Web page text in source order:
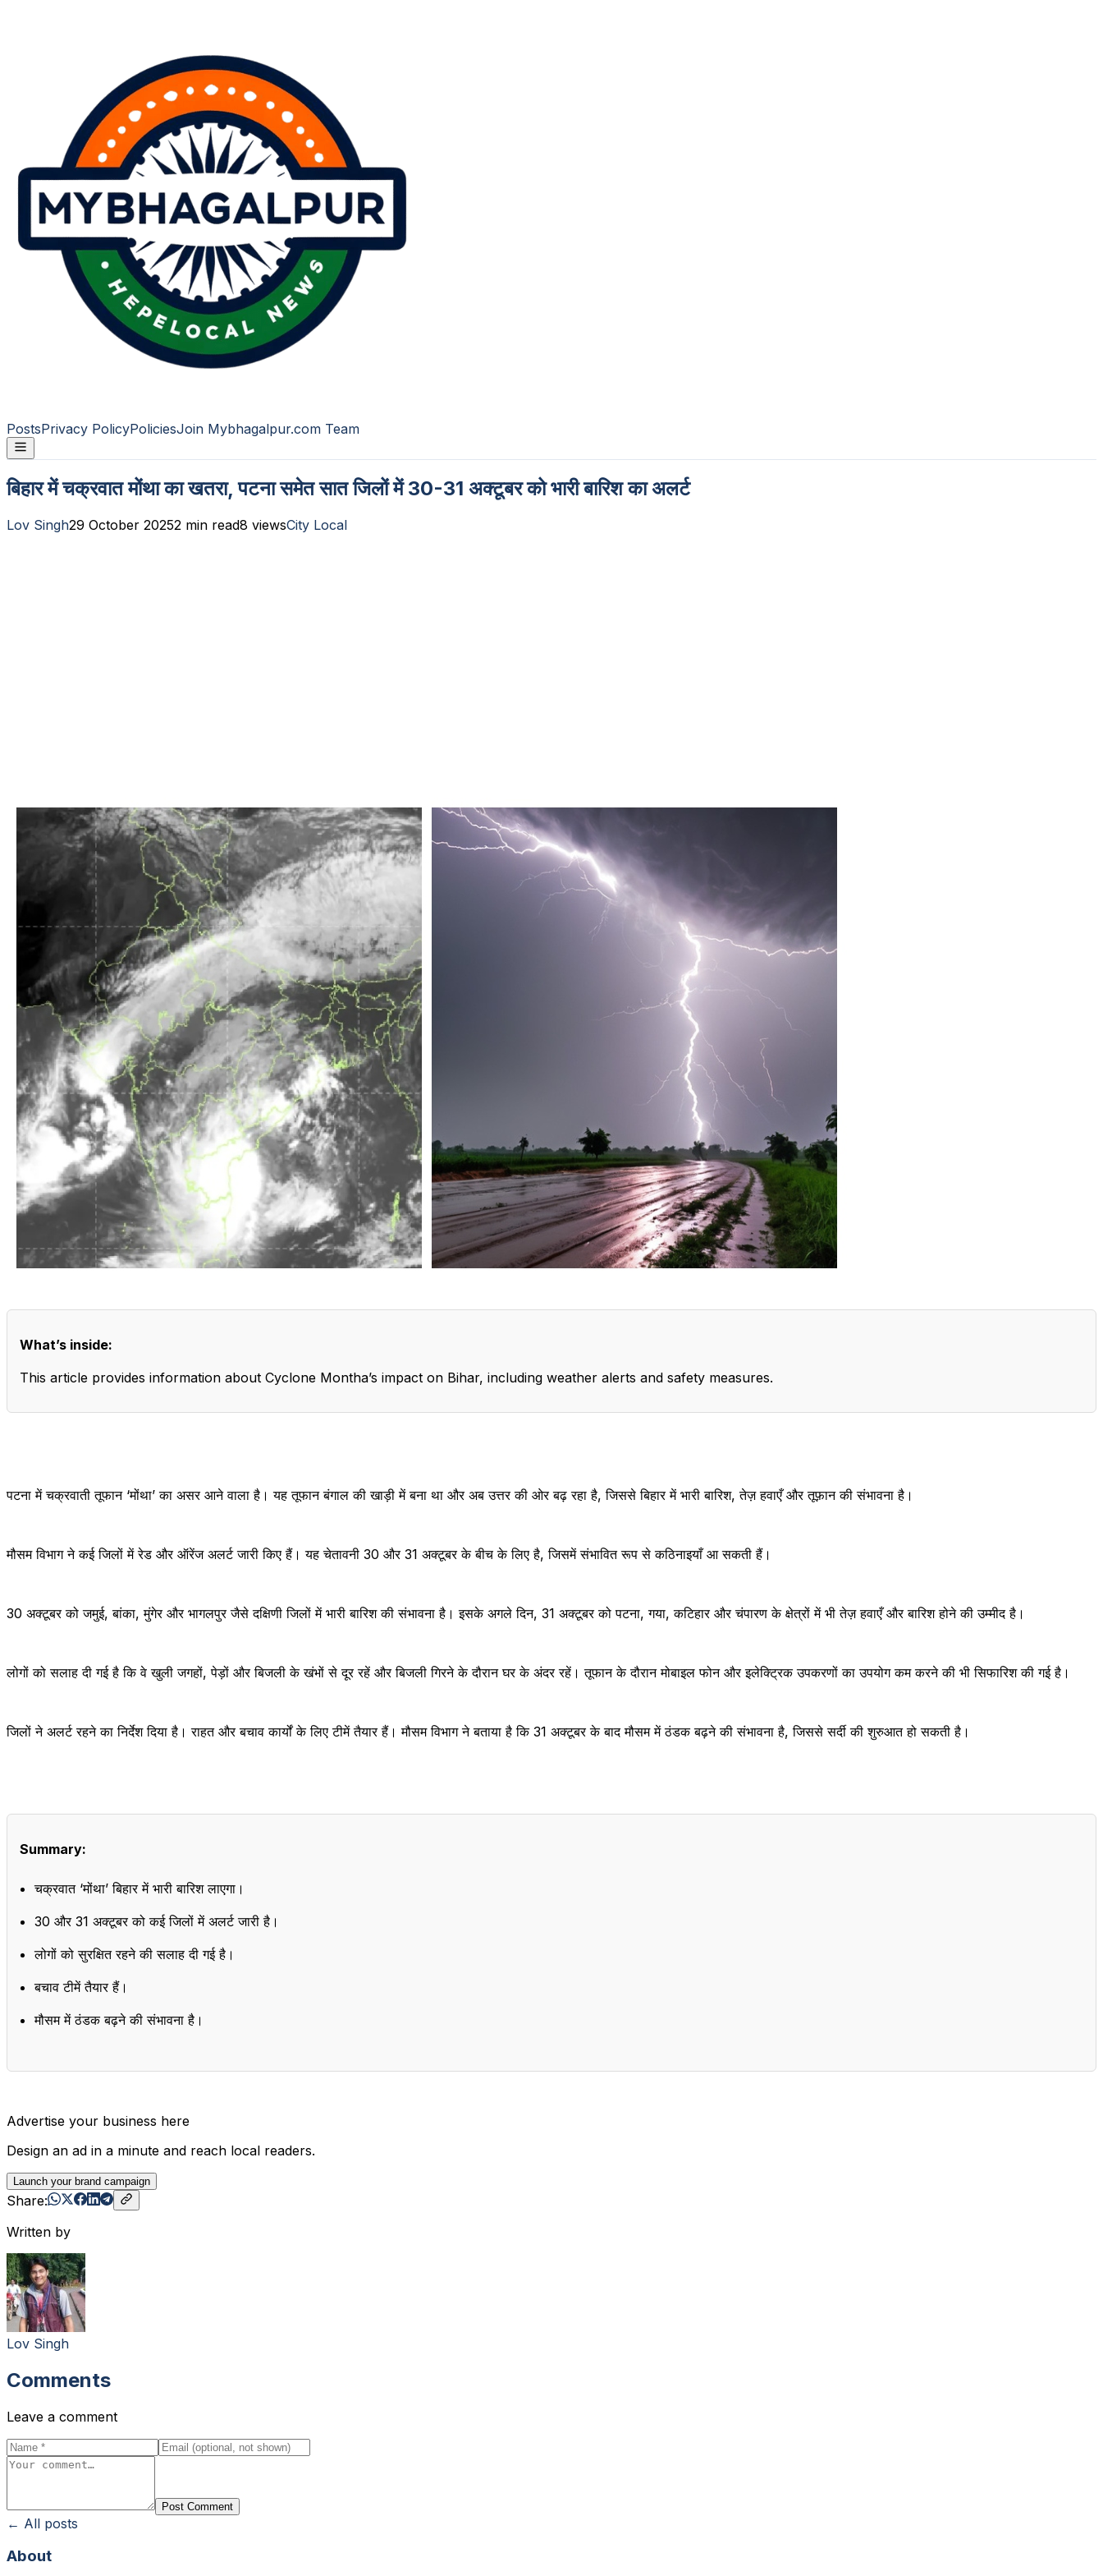
PostsPrivacy PolicyPoliciesJoin Mybhagalpur.com Team
बिहार में चक्रवात मोंथा का खतरा, पटना समेत सात जिलों में 30-31 अक्टूबर को भारी बारिश का अलर्ट
Lov Singh29 October 20252 min read8 viewsCity Local
What’s inside:
This article provides information about Cyclone Montha’s impact on Bihar, including weather alerts and safety measures.
पटना में चक्रवाती तूफान ‘मोंथा’ का असर आने वाला है। यह तूफान बंगाल की खाड़ी में बना था और अब उत्तर की ओर बढ़ रहा है, जिससे बिहार में भारी बारिश, तेज़ हवाएँ और तूफ़ान की संभावना है।
मौसम विभाग ने कई जिलों में रेड और ऑरेंज अलर्ट जारी किए हैं। यह चेतावनी 30 और 31 अक्टूबर के बीच के लिए है, जिसमें संभावित रूप से कठिनाइयाँ आ सकती हैं।
30 अक्टूबर को जमुई, बांका, मुंगेर और भागलपुर जैसे दक्षिणी जिलों में भारी बारिश की संभावना है। इसके अगले दिन, 31 अक्टूबर को पटना, गया, कटिहार और चंपारण के क्षेत्रों में भी तेज़ हवाएँ और बारिश होने की उम्मीद है।
लोगों को सलाह दी गई है कि वे खुली जगहों, पेड़ों और बिजली के खंभों से दूर रहें और बिजली गिरने के दौरान घर के अंदर रहें। तूफान के दौरान मोबाइल फोन और इलेक्ट्रिक उपकरणों का उपयोग कम करने की भी सिफारिश की गई है।
जिलों ने अलर्ट रहने का निर्देश दिया है। राहत और बचाव कार्यों के लिए टीमें तैयार हैं। मौसम विभाग ने बताया है कि 31 अक्टूबर के बाद मौसम में ठंडक बढ़ने की संभावना है, जिससे सर्दी की शुरुआत हो सकती है।
Summary:
चक्रवात ‘मोंथा’ बिहार में भारी बारिश लाएगा।
30 और 31 अक्टूबर को कई जिलों में अलर्ट जारी है।
लोगों को सुरक्षित रहने की सलाह दी गई है।
बचाव टीमें तैयार हैं।
मौसम में ठंडक बढ़ने की संभावना है।
Advertise your business here
Design an ad in a minute and reach local readers.
Launch your brand campaign
Share:
Written by
Lov Singh
Comments
Leave a comment
Post Comment
← All posts
About